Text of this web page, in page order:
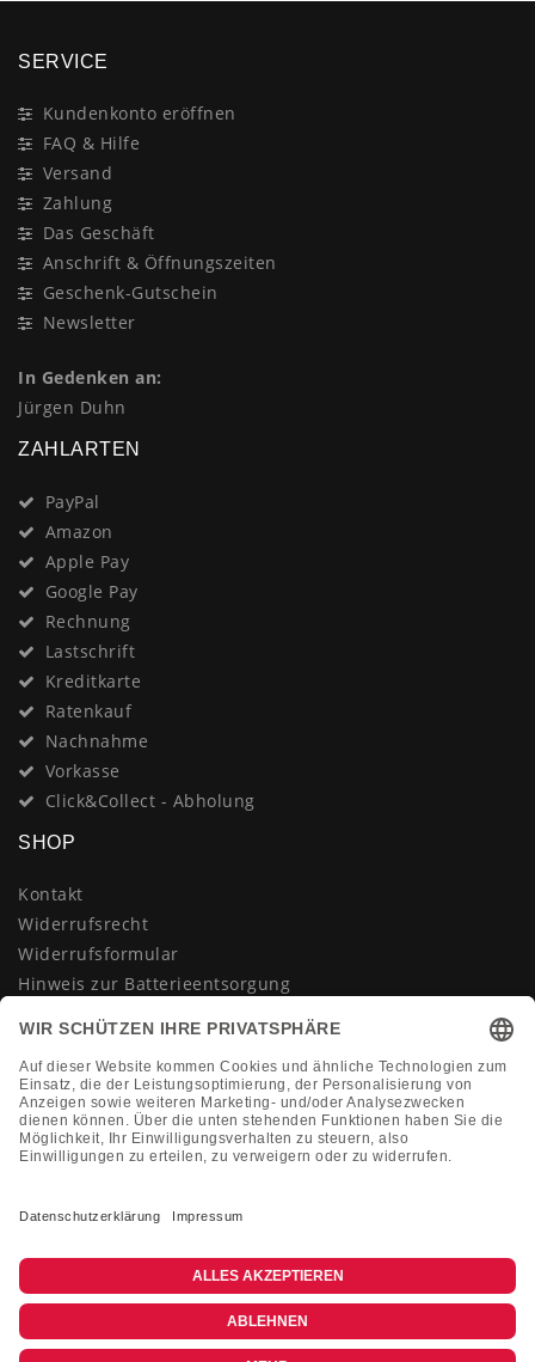
SERVICE
Kundenkonto eröffnen
FAQ & Hilfe
Versand
Zahlung
Das Geschäft
Anschrift & Öffnungszeiten
Geschenk-Gutschein
Newsletter
In Gedenken an:
Jürgen Duhn
ZAHLARTEN
PayPal
Amazon
Apple Pay
Google Pay
Rechnung
Lastschrift
Kreditkarte
Ratenkauf
Nachnahme
Vorkasse
Click&Collect - Abholung
SHOP
Kontakt
Widerrufsrecht
Widerrufsformular
Hinweis zur Batterieentsorgung
Datenschutzerklärung
Impressum
Vertrag widerrufen
KONTAKT
Montag-Freitag 10:00-18:00 Uhr
+49 (0)2133 210433
shop@dienadel.de
Kieler Str. 18 - 41540 Dormagen